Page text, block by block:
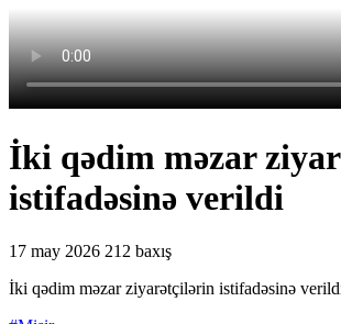
İki qədim məzar
istifadəsinə verildi
17 may 2026 212 baxış
İki qədim məzar ziyarətçilərin istifadəsinə